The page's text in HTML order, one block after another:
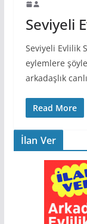
Seviyeli
Seviyeli Evlilik
eylemlere
arkadaşlık
Read More
İlan Ver